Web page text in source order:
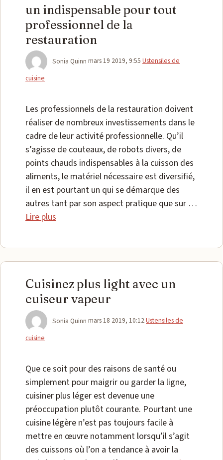
un indispensable pour tout
professionnel de la
restauration
Sonia Quinn mars 19 2019, 9:55 Ustensiles de
cuisine
Les professionnels de la restauration doivent
réaliser de nombreux investissements dans le
cadre de leur activité professionnelle. Qu’il
s’agisse de couteaux, de robots divers, de
points chauds indispensables à la cuisson des
aliments, le matériel nécessaire est diversifié,
il en est pourtant un qui se démarque des
autres tant par son aspect pratique que sur …
Lire plus
Cuisinez plus light avec un
cuiseur vapeur
Sonia Quinn mars 18 2019, 10:12Ustensiles de
cuisine
Que ce soit pour des raisons de santé ou
simplement pour maigrir ou garder la ligne,
cuisiner plus léger est devenue une
préoccupation plutôt courante. Pourtant une
cuisine légère n’est pas toujours facile à
mettre en œuvre notamment lorsqu’il s’agit
des cuissons où l’on a tendance à avoir la